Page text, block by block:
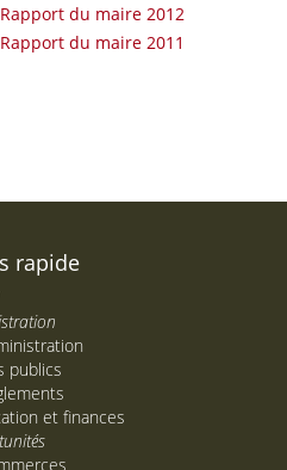
Rapport du maire 2012
Rapport du maire 2011
rapide
publics
et finances